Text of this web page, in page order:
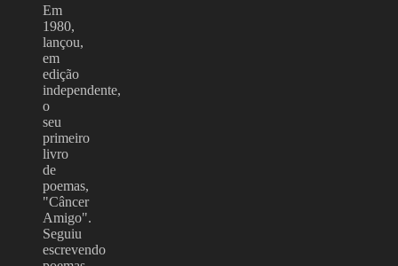
Em
1980,
lançou,
em
edição
independente,
o
seu
primeiro
livro
de
poemas,
"Câncer
Amigo".
Seguiu
escrevendo